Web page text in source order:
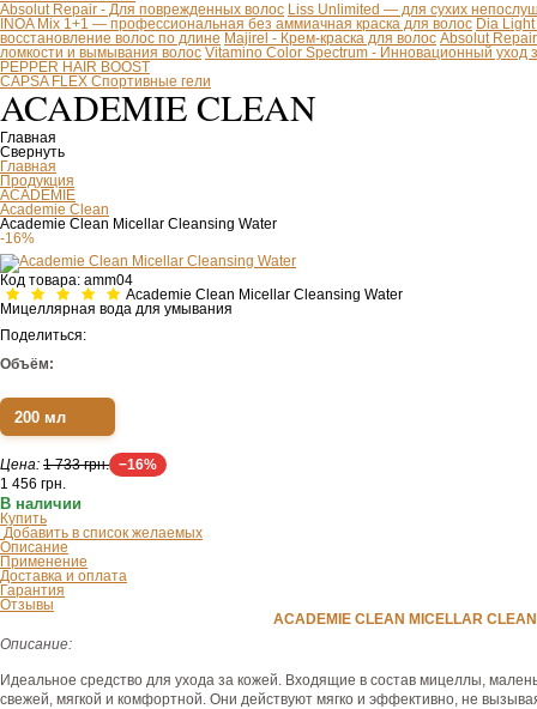
Absolut Repair - Для поврежденных волос Liss Unlimited — для сухих
INOA Mix 1+1 — профессиональная без аммиачная краска для волос Dia
восстановление волос по длине Majirel - Крем-краска для волос Absolut
ломкости и вымывания волос Vitamino Color Spectrum - Инновационный уход
PEPPER HAIR BOOST
CAPSA FLEX Спортивные гели
ACADEMIE CLEAN
Главная
Свернуть
Главная
Продукция
ACADEMIE
Academie Clean
Academie Clean Micellar Cleansing Water
-16%
Код товара: amm04
Academie Clean Micellar Cleansing Water
Мицеллярная вода для умывания
Поделиться:
Объём:
200 мл
Цена: 1 733 грн. −16%
1 456 грн.
В наличии
Купить
Добавить в список желаемых
Описание
Применение
Доставка и оплата
Гарантия
Отзывы
ACADEMIE CLEAN MICELLAR
Описание:
Идеальное средство для ухода за кожей. Входящие в состав мицеллы,
свежей, мягкой и комфортной. Они действуют мягко и эффективно, не